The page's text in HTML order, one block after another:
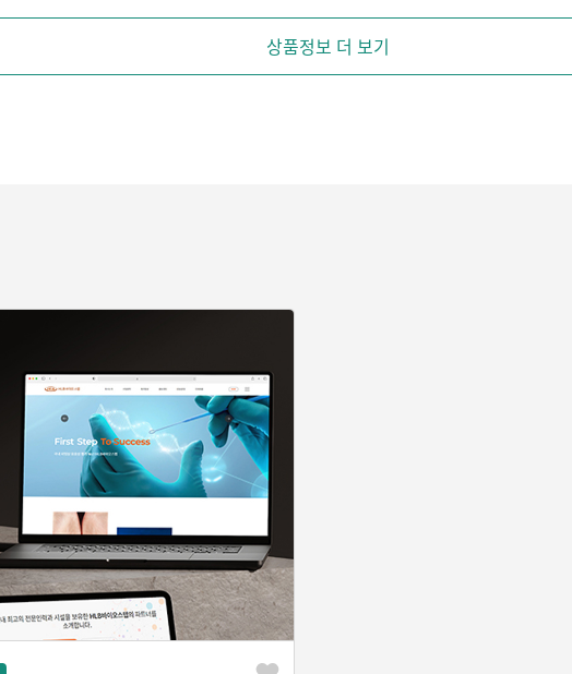
주얼 디자인, 브랜딩, 영상 제작 등 다양한 분야의 40명 이상의 전문가들이
노하우로 웹사이트개발, 웹안정성, 호스팅, 유지보수 등 홈페이지와 관련된
발 등을 100% 맞춤으로 진행합니다.
하고, 차별화된 전략을 세우기 위해 스토리보드를 작성하여 세밀하게 계획
미지와 콘셉트를 반영합니다. 세심한 서비스와 탁월한 기술력은 브랜디오 웹
진행으로 이루어집니다.
이상의 경력을 보유한 브랜디오 전문가들은 빠른 피드백과 높은 기술력,
상품정보 더 보기